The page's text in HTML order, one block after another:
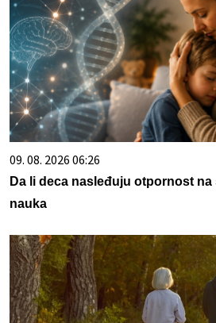
09. 08. 2026 06:26
Da li deca nasleđuju otpornost
nauka